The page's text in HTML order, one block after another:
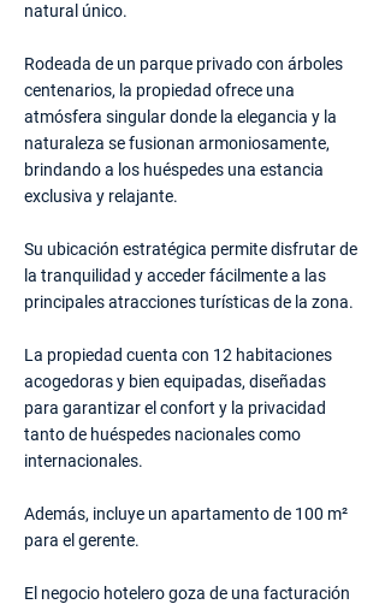
natural único.
Rodeada de un parque privado con árboles
centenarios, la propiedad ofrece una
atmósfera singular donde la elegancia y la
naturaleza se fusionan armoniosamente,
brindando a los huéspedes una estancia
exclusiva y relajante.
Su ubicación estratégica permite disfrutar de
la tranquilidad y acceder fácilmente a las
principales atracciones turísticas de la zona.
La propiedad cuenta con 12 habitaciones
acogedoras y bien equipadas, diseñadas
para garantizar el confort y la privacidad
tanto de huéspedes nacionales como
internacionales.
Además, incluye un apartamento de 100 m²
para el gerente.
El negocio hotelero goza de una facturación